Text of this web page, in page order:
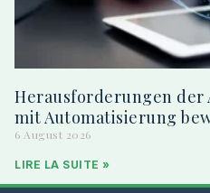
Herausforderungen
mit Automatisierung
6 August 2026
LIRE LA SUITE »